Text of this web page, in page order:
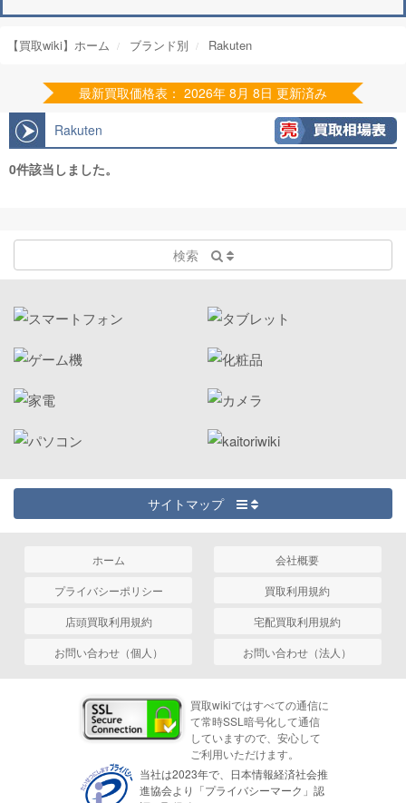
【買取wiki】ホーム ブランド別 Rakuten
最新買取価格表： 2026年 8月 8日 更新済み
Rakuten
0件該当しました。
検索
サイトマップ
ホーム
会社概要
プライバシーポリシー
買取利用規約
店頭買取利用規約
宅配買取利用規約
お問い合わせ（個人）
お問い合わせ（法人）
買取wikiではすべての通信に
て常時SSL暗号化して通信
していますので、安心して
ご利用いただけます。
当社は2023年で、日本情報経済社会推
進協会より「プライバシーマーク」認